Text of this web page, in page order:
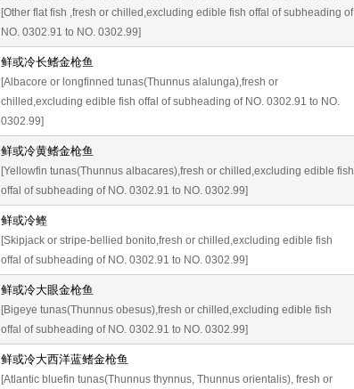
[Other flat fish ,fresh or chilled,excluding edible fish offal of subheading of
NO. 0302.91 to NO. 0302.99]
鲜或冷长鳍金枪鱼
[Albacore or longfinned tunas(Thunnus alalunga),fresh or
chilled,excluding edible fish offal of subheading of NO. 0302.91 to NO.
0302.99]
鲜或冷黄鳍金枪鱼
[Yellowfin tunas(Thunnus albacares),fresh or chilled,excluding edible fish
offal of subheading of NO. 0302.91 to NO. 0302.99]
鲜或冷鲣
[Skipjack or stripe-bellied bonito,fresh or chilled,excluding edible fish
offal of subheading of NO. 0302.91 to NO. 0302.99]
鲜或冷大眼金枪鱼
[Bigeye tunas(Thunnus obesus),fresh or chilled,excluding edible fish
offal of subheading of NO. 0302.91 to NO. 0302.99]
鲜或冷大西洋蓝鳍金枪鱼
[Atlantic bluefin tunas(Thunnus thynnus, Thunnus orientalis), fresh or